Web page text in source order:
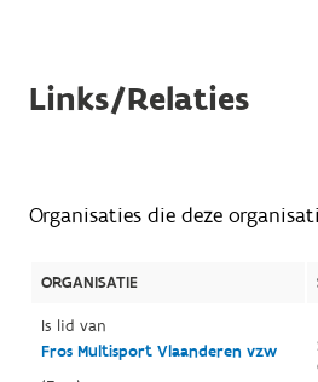
Links/Relaties
Organisaties die deze
ORGANISATIE
Is lid van
Fros Multisport Vlaanderen vzw